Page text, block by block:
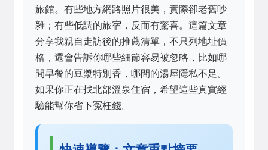
旅館。有些地方網路照片很美，實際卻老舊吵
雜；有些低調的旅宿，反而有驚喜。這篇文章
分享我親自走訪後的推薦清單，不只列地址價
格，還會告訴你哪些細節容易被忽略，比如哪
間早餐的豆漿特別香，哪間的湯屋隱私不足。
如果你正在找北部溫泉住宿，希望這些真實經
驗能幫你省下冤枉錢。